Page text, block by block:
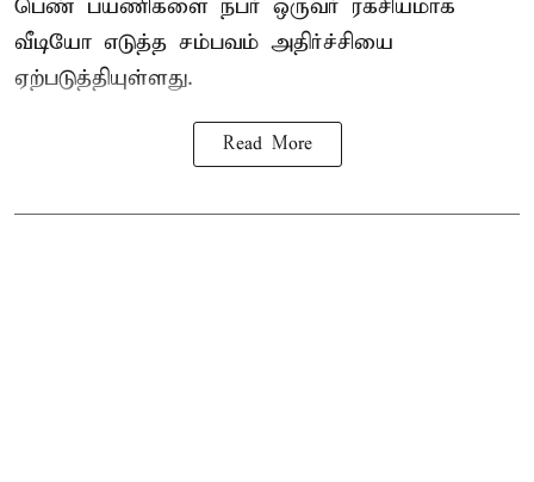
பெண் பயணிகளை நபர் ஒருவர் ரகசியமாக
வீடியோ எடுத்த சம்பவம் அதிர்ச்சியை
ஏற்படுத்தியுள்ளது.
Read More